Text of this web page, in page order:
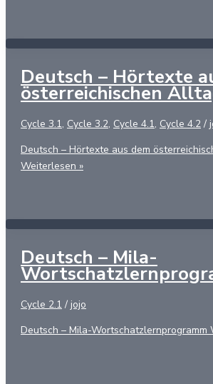
Deutsch – Hörtexte
österreichischen
Cycle 3.1, Cycle 3.2, Cycle 4.1, Cycle 4.2 /
Deutsch – Hörtexte aus dem
Weiterlesen »
Deutsch – Mila-
Cycle 2.1 / jojo
Deutsch – Mila-Wortschatzlernprogramm